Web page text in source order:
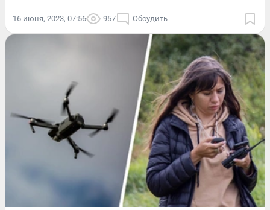
16 июня, 2023, 07:56 957 Обсудить